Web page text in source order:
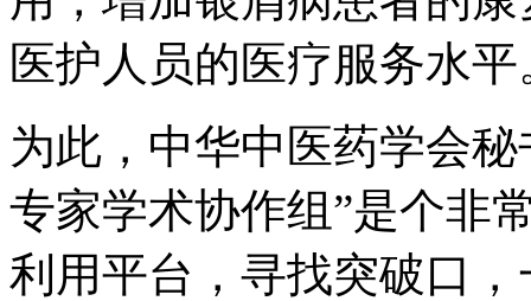
医护人员的医疗服务水平
为此，中华中医药学会
专家学术协作组”是个非
利用平台，寻找突破口